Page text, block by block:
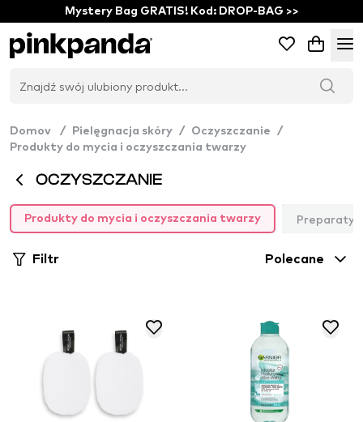
Mystery Bag GRATIS! Kod: DROP-BAG >>
Domov / Pielęgnacja skóry / Oczyszczanie
/
Produkty do mycia i oczyszczania twarzy
OCZYSZCZANIE
Produkty do mycia i oczyszczania twarzy Preparaty
Filtr Polecane